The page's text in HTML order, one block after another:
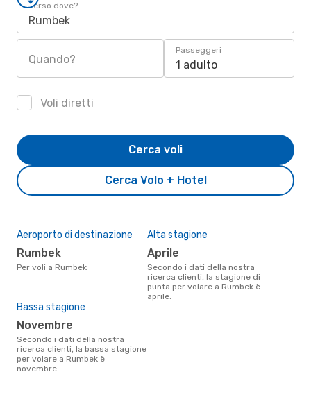
Verso dove?
Rumbek
Quando?
Passeggeri
1 adulto
Voli diretti
Cerca Volo + Hotel
Cerca voli
Aeroporto di destinazione
Rumbek
Per voli a Rumbek
Alta stagione
aprile
Secondo i dati della nostra
ricerca clienti, la stagione di
punta per volare a Rumbek è
aprile.
Bassa stagione
novembre
Secondo i dati della nostra
ricerca clienti, la bassa stagione
per volare a Rumbek è
novembre.